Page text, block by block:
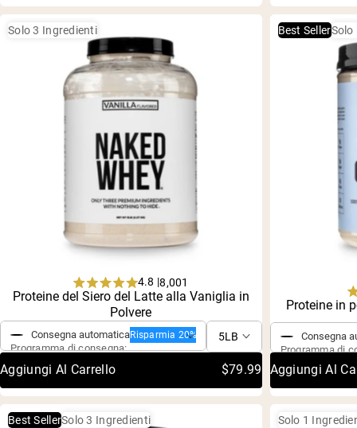
Solo 3 Ingredienti
Rated
4.8
out
of
5
stars
4.8 |8,001
Proteine del Siero del Latte alla Vaniglia in
Polvere
Acquisto singolo
Consegna automaticaRisparmia 20%
Programma di consegna:
Aggiungi Al Carrello $79.99
Best SellerSolo
Proteine in
Acquisto
Consegna
Programma di
Aggiungi Al
Best SellerSolo 3 Ingredienti Solo 1